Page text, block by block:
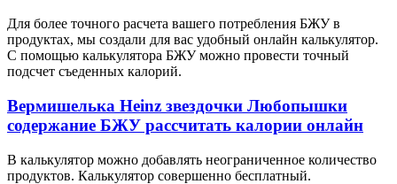
Для более точного расчета вашего потребления БЖУ в
продуктах, мы создали для вас удобный онлайн калькулятор.
С помощью калькулятора БЖУ можно провести точный
подсчет съеденных калорий.
Вермишелька Heinz звездочки Любопышки
содержание БЖУ рассчитать калории онлайн
В калькулятор можно добавлять неограниченное количество
продуктов. Калькулятор совершенно бесплатный.